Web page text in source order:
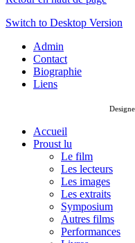
Switch to Desktop Version
Admin
Contact
Biographie
Liens
Accueil
Proust lu
Le film
Les lecteurs
Les images
Les extraits
Symposium
Autres films
Performances